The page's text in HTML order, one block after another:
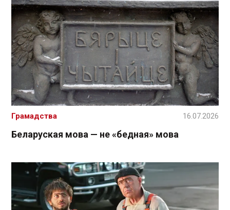
Беларуская мова — не «бедная» мова
Грамадства 16.07.2026